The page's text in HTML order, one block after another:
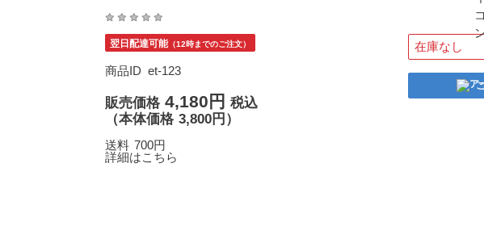
翌日配達可能（12時までのご注文）
商品ID et-123
販売価格 4,180円 税込
（本体価格 3,800円）
送料 700円
詳細はこちら
在庫なし